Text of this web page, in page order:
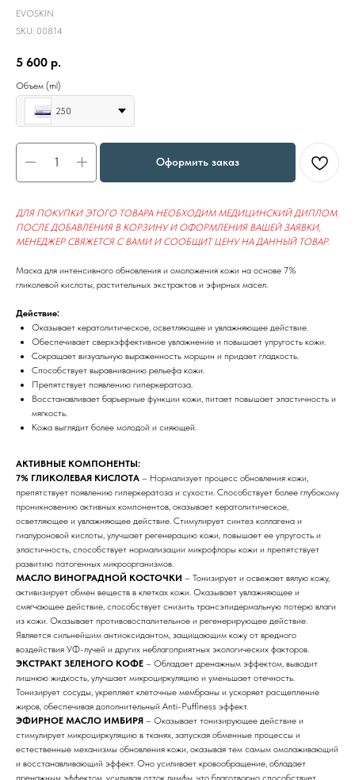
EVOSKIN
SKU: 00814
5 600 р.
Объем (ml)
250
Оформить заказ
ДЛЯ ПОКУПКИ ЭТОГО ТОВАРА НЕОБХОДИМ МЕДИЦИНСКИЙ ДИПЛОМ.
ПОСЛЕ ДОБАВЛЕНИЯ В КОРЗИНУ И ОФОРМЛЕНИЯ ВАШЕЙ ЗАЯВКИ,
МЕНЕДЖЕР СВЯЖЕТСЯ С ВАМИ И СООБЩИТ ЦЕНУ НА ДАННЫЙ ТОВАР.
Маска для интенсивного обновления и омоложения кожи на основе 7%
гликолевой кислоты, растительных экстрактов и эфирных масел.
Действие:
Оказывает кератолитическое, осветляющее и увлажняющее действие.
Обеспечивает сверхэффективное увлажнение и повышает упругость кожи.
Сокращает визуальную выраженность морщин и придает гладкость.
Способствует выравниванию рельефа кожи.
Препятствует появлению гиперкератоза.
Восстанавливает барьерные функции кожи, питает повышает эластичность и
мягкость.
Кожа выглядит более молодой и сияющей.
АКТИВНЫЕ КОМПОНЕНТЫ:
7% ГЛИКОЛЕВАЯ КИСЛОТА – Нормализует процесс обновления кожи,
препятствует появлению гиперкератоза и сухости. Способствует более глубокому
проникновению активных компонентов, оказывает кератолитическое,
осветляющее и увлажняющее действие. Стимулирует синтез коллагена и
гиалуроновой кислоты, улучшает регенерацию кожи, повышает ее упругость и
эластичность, способствует нормализации микрофлоры кожи и препятствует
развитию патогенных микроорганизмов.
МАСЛО ВИНОГРАДНОЙ КОСТОЧКИ – Тонизирует и освежает вялую кожу,
активизирует обмен веществ в клетках кожи. Оказывает увлажняющее и
смягчающее действие, способствует снизить трансэпидермальную потерю влаги
из кожи. Оказывает противовоспалительное и регенерирующее действие.
Является сильнейшим антиоксидантом, защищающим кожу от вредного
воздействия УФ-лучей и других неблагоприятных экологических факторов.
ЭКСТРАКТ ЗЕЛЕНОГО КОФЕ – Обладает дренажным эффектом, выводит
лишнюю жидкость, улучшает микроциркуляцию и уменьшает отечность.
Тонизирует сосуды, укрепляет клеточные мембраны и ускоряет расщепление
жиров, обеспечивая дополнительный Anti-Puffiness эффект.
ЭФИРНОЕ МАСЛО ИМБИРЯ – Оказывает тонизирующее действие и
стимулирует микроциркуляцию в тканях, запуская обменные процессы и
естественные механизмы обновления кожи, оказывая тем самым омолаживающий
и восстанавливающий эффект. Оно усиливает кровообращение, обладает
дренажным эффектом, усиливая отток лимфы, что благотворно способствует